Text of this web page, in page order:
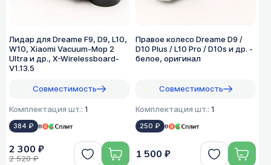
Лидар для Dreame F9, D9, L10,
W10, Xiaomi Vacuum-Mop 2
Ultra и др., X-Wirelessboard-
V1.13.5
Совместимость
Комплектация шт.: 1
384 ₽ в
2 300 ₽
2 520 ₽
Правое колесо Dreame D9 /
D10 Plus / L10 Pro / D10s и др. -
белое, оригинал
Совместимость
Комплектация шт.: 1
250 ₽ в
1 500 ₽